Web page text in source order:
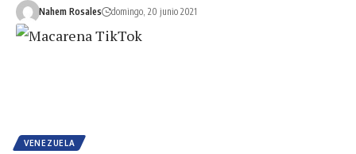
Nahem Rosales domingo, 20 junio 2021
VENEZUELA